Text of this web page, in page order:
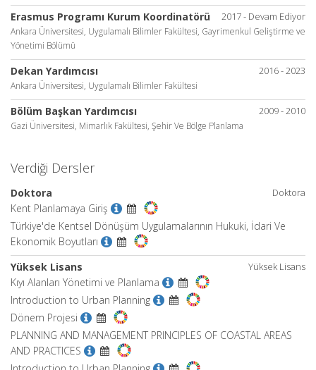
2017 - Devam Ediyor
Erasmus Programı Kurum Koordinatörü
Ankara Üniversitesi, Uygulamalı Bilimler Fakültesi, Gayrimenkul Geliştirme ve
Yönetimi Bölümü
2016 - 2023
Dekan Yardımcısı
Ankara Üniversitesi, Uygulamalı Bilimler Fakültesi
2009 - 2010
Bölüm Başkan Yardımcısı
Gazi Üniversitesi, Mimarlık Fakültesi, Şehir Ve Bölge Planlama
Verdiği Dersler
Doktora
Doktora
Kent Planlamaya Giriş
Türkiye'de Kentsel Dönüşüm Uygulamalarının Hukuki, İdari Ve
Ekonomik Boyutları
Yüksek Lisans
Yüksek Lisans
Kıyı Alanları Yönetimi ve Planlama
Introduction to Urban Planning
Dönem Projesi
PLANNING AND MANAGEMENT PRINCIPLES OF COASTAL AREAS
AND PRACTICES